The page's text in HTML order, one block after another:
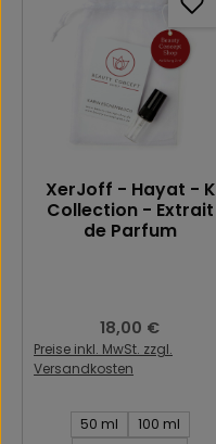
XerJoff - Hayat - K
Collection - Extrait
de Parfum
Regulärer Preis:
18,00 €
Preise inkl. MwSt. zzgl.
Versandkosten
Inhalt des Artikel:
50 ml
100 ml